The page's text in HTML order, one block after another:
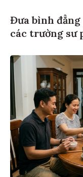
Đưa bình
các trường sư